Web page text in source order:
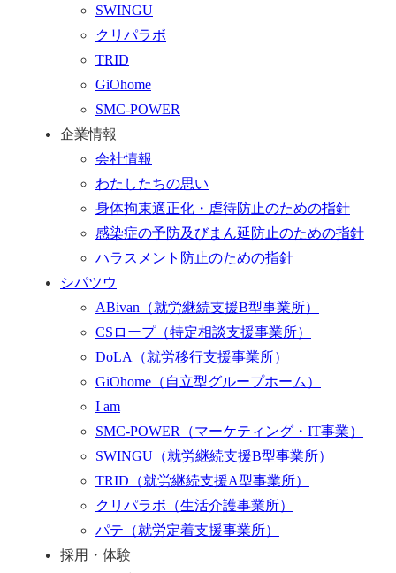
SWINGU
クリパラボ
TRID
GiOhome
SMC-POWER
企業情報
会社情報
わたしたちの思い
身体拘束適正化・虐待防止のための指針
感染症の予防及びまん延防止のための指針
ハラスメント防止のための指針
シパツウ
ABivan （就労継続支援B型事業所）
CSロープ （特定相談支援事業所）
DoLA （就労移行支援事業所）
GiOhome （自立型グループホーム）
I am
SMC-POWER （マーケティング・IT事業）
SWINGU （就労継続支援B型事業所）
TRID （就労継続支援A型事業所）
クリパラボ （生活介護事業所）
パテ （就労定着支援事業所）
採用・体験